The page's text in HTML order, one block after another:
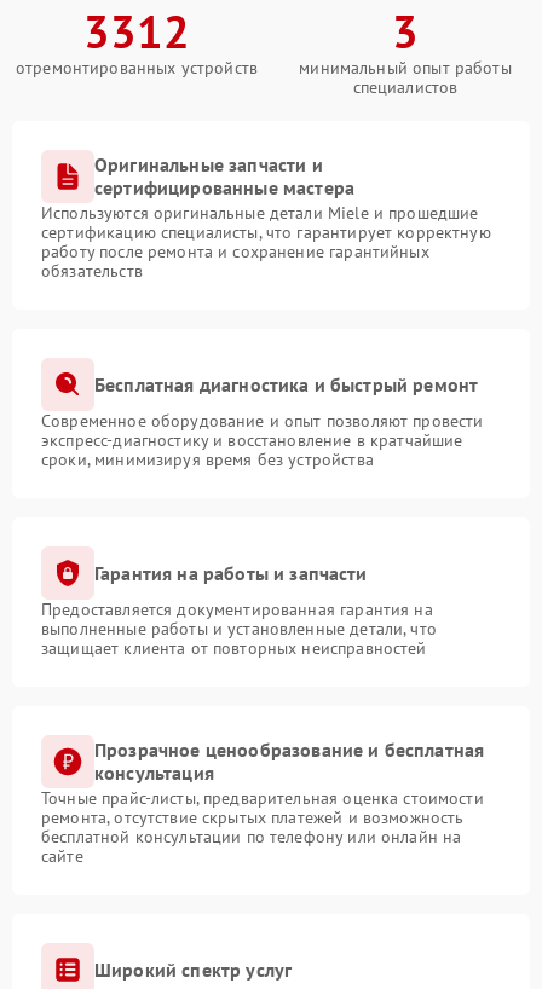
3312
отремонтированных устройств
3
минимальный опыт работы
специалистов
Оригинальные запчасти и
сертифицированные мастера
Используются оригинальные детали Miele и прошедшие
сертификацию специалисты, что гарантирует корректную
работу после ремонта и сохранение гарантийных
обязательств
Бесплатная диагностика и быстрый ремонт
Современное оборудование и опыт позволяют провести
экспресс-диагностику и восстановление в кратчайшие
сроки, минимизируя время без устройства
Гарантия на работы и запчасти
Предоставляется документированная гарантия на
выполненные работы и установленные детали, что
защищает клиента от повторных неисправностей
Прозрачное ценообразование и бесплатная
консультация
Точные прайс-листы, предварительная оценка стоимости
ремонта, отсутствие скрытых платежей и возможность
бесплатной консультации по телефону или онлайн на
сайте
Широкий спектр услуг